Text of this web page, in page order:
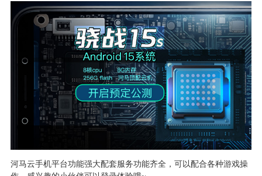
河马云手机平台功能强大配套服务功能齐全，可以配合各种游戏操